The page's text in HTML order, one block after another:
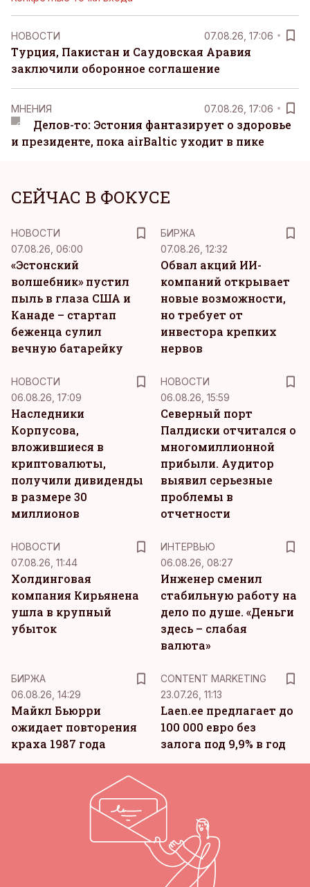
НОВОСТИ 07.08.26, 17:06
Турция, Пакистан и Саудовская Аравия
заключили оборонное соглашение
MНЕНИЯ 07.08.26, 17:06
Делов-то: Эстония фантазирует о здоровье
и президенте, пока airBaltic уходит в пике
СЕЙЧАС В ФОКУСЕ
НОВОСТИ
07.08.26, 06:00
«Эстонский
волшебник» пустил
пыль в глаза США и
Канаде – стартап
беженца сулил
вечную батарейку
БИРЖА
07.08.26, 12:32
Обвал акций ИИ-
компаний открывает
новые возможности,
но требует от
инвестора крепких
нервов
НОВОСТИ
06.08.26, 17:09
Наследники
Корпусова,
вложившиеся в
криптовалюты,
получили дивиденды
в размере 30
миллионов
НОВОСТИ
06.08.26, 15:59
Северный порт
Палдиски отчитался о
многомиллионной
прибыли. Аудитор
выявил серьезные
проблемы в
отчетности
НОВОСТИ
07.08.26, 11:44
Холдинговая
компания Кирьянена
ушла в крупный
убыток
ИНТЕРВЬЮ
06.08.26, 08:27
Инженер сменил
стабильную работу на
дело по душе. «Деньги
здесь – слабая
валюта»
БИРЖА
06.08.26, 14:29
Майкл Бьюрри
ожидает повторения
краха 1987 года
CONTENT MARKETING
23.07.26, 11:13
Laen.ee предлагает до
100 000 евро без
залога под 9,9% в год